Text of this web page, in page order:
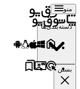
منو
دسته‌بندی‌ها
بستن